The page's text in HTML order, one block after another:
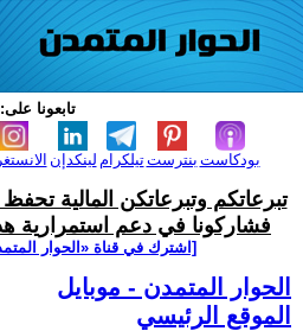
تابعونا على:
لينكدإن تيلكرامبنترست بودكاست
تبرعاتكم وتبرعاتكن المالية
فشاركونا في دعم استمرارية
[اشترك في قناة ‫«الحوار
الحوار المتمدن - موبايل
الموقع الرئيسي